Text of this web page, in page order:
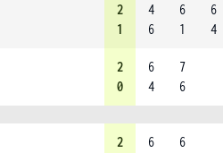
2
1
4
6
6
1
6
4
2
0
6
4
7
6
2
6
6